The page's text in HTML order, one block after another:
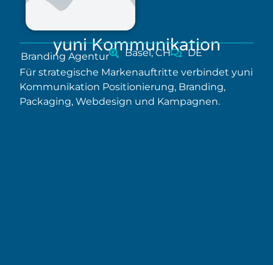
yuni Kommunikation
Branding Agentur Basel, CH
DE
Für strategische Markenauftritte verbindet yuni
Kommunikation Positionierung, Branding,
Packaging, Webdesign und Kampagnen.